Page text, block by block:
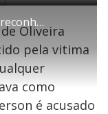
Vendedor é preso após ser reconhecido como estuprador
F
s
c
e
o
i
l
Oliveira
pela vitima
como
é acusado